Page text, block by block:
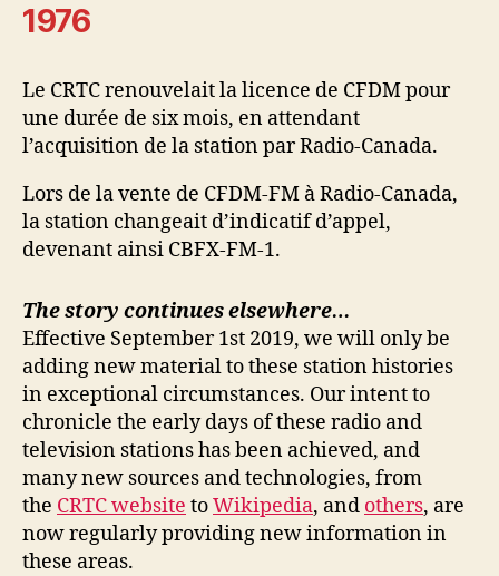
1976
Le CRTC renouvelait la licence de CFDM pour
une durée de six mois, en attendant
l’acquisition de la station par Radio-Canada.
Lors de la vente de CFDM-FM à Radio-Canada,
la station changeait d’indicatif d’appel,
devenant ainsi CBFX-FM-1.
The story continues elsewhere…
Effective September 1st 2019, we will only be
adding new material to these station histories
in exceptional circumstances. Our intent to
chronicle the early days of these radio and
television stations has been achieved, and
many new sources and technologies, from
the CRTC website toWikipedia, and others, are
now regularly providing new information in
these areas.